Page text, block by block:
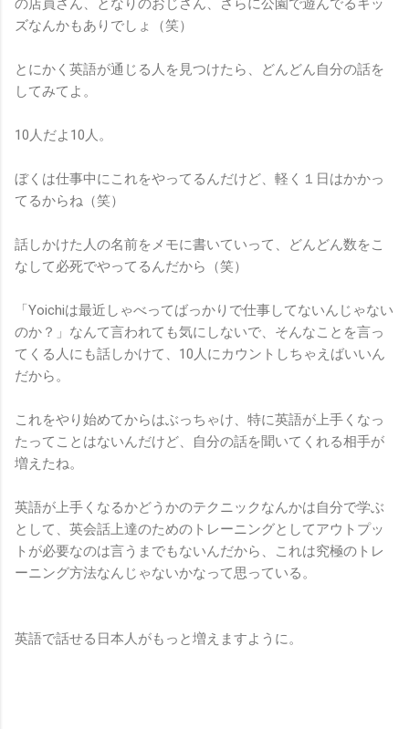
の店員さん、となりのおじさん、さらに公園で遊んでるキッ
ズなんかもありでしょ（笑）
とにかく英語が通じる人を見つけたら、どんどん自分の話を
してみてよ。
10人だよ10人。
ぼくは仕事中にこれをやってるんだけど、軽く１日はかかっ
てるからね（笑）
話しかけた人の名前をメモに書いていって、どんどん数をこ
なして必死でやってるんだから（笑）
「Yoichiは最近しゃべってばっかりで仕事してないんじゃない
のか？」なんて言われても気にしないで、そんなことを言っ
てくる人にも話しかけて、10人にカウントしちゃえばいいん
だから。
これをやり始めてからはぶっちゃけ、特に英語が上手くなっ
たってことはないんだけど、自分の話を聞いてくれる相手が
増えたね。
英語が上手くなるかどうかのテクニックなんかは自分で学ぶ
として、英会話上達のためのトレーニングとしてアウトプッ
トが必要なのは言うまでもないんだから、これは究極のトレ
ーニング方法なんじゃないかなって思っている。
英語で話せる日本人がもっと増えますように。